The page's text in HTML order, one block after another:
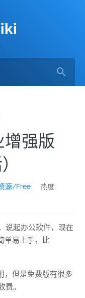
增强版
源/Free
热度:
说起办公软件，现在
单易上手，比
，但是免费版有很多
。